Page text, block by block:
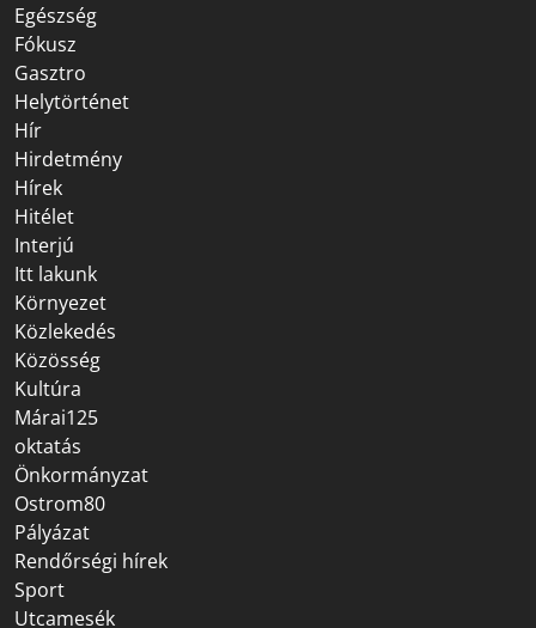
Egészség
Fókusz
Gasztro
Helytörténet
Hír
Hirdetmény
Hírek
Hitélet
Interjú
Itt lakunk
Környezet
Közlekedés
Közösség
Kultúra
Márai125
oktatás
Önkormányzat
Ostrom80
Pályázat
Rendőrségi hírek
Sport
Utcamesék